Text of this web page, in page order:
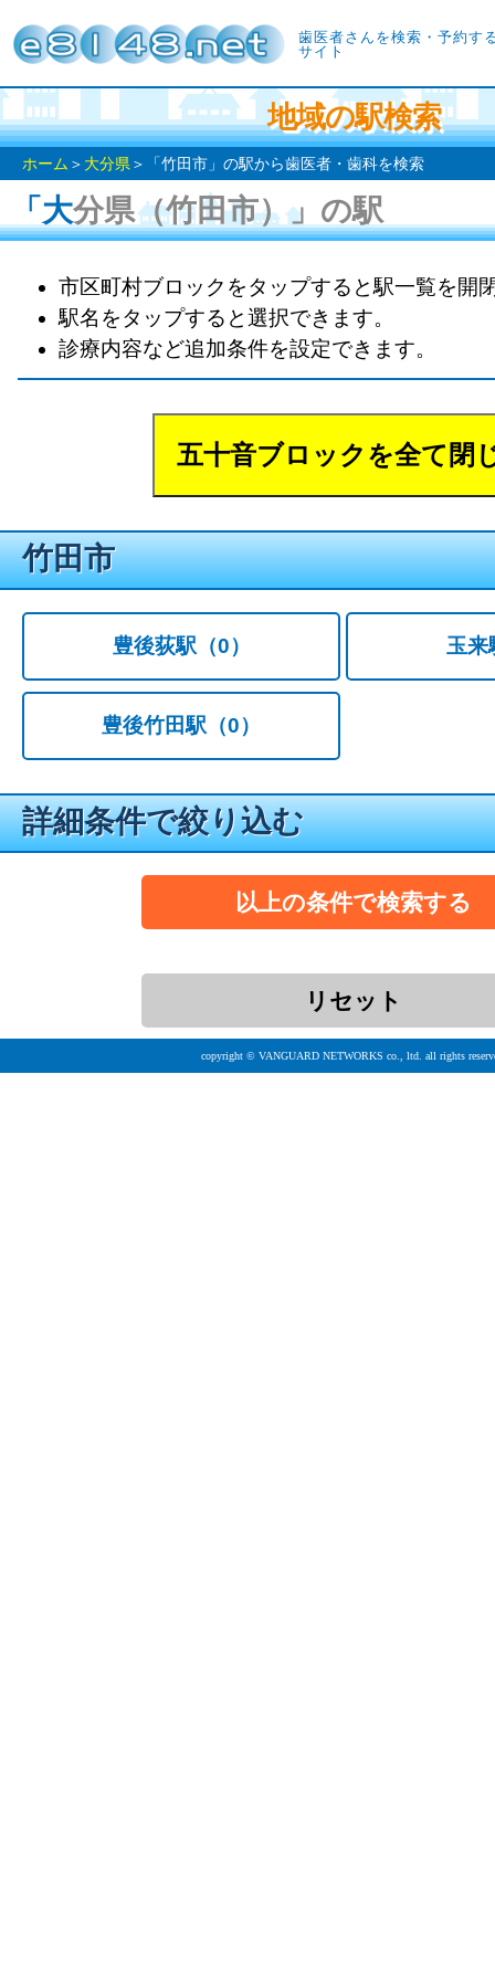
歯医者さんを検索・予約す
サイト
地域の駅検索
ホーム ＞ 大分県 ＞「竹田市」の駅から歯医者・歯科を検索
「大分県（竹田市）」の駅
市区町村ブロックをタップすると駅一覧を開
駅名をタップすると選択できます。
診療内容など追加条件を設定できます。
竹田市
豊後荻駅 （0） 玉来
豊後竹田駅 （0）
詳細条件で絞り込む
copyright © VANGUARD NETWORKS co., ltd. all rights